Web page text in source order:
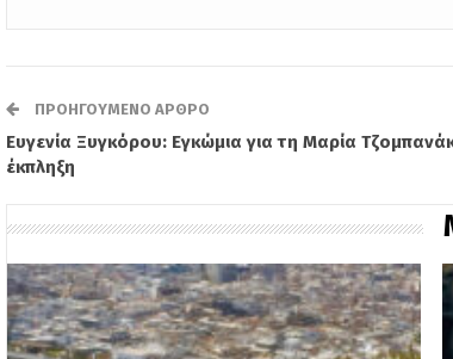
ΠΡΟΗΓΟΎΜΕΝΟ ΆΡΘΡΟ
Ευγενία Ξυγκόρου: Εγκώμια για τη Μαρία
έκπληξη